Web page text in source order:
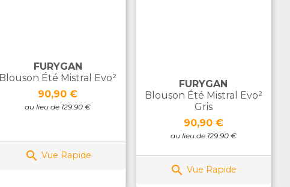
FURYGAN
Blouson Été Mistral Evo²
Prix
90,90 €
au lieu de 129.90 €
 Vue Rapide
FURYGAN
Blouson Été Mistral Evo²
Gris
Prix
90,90 €
au lieu de 129.90 €
 Vue Rapide